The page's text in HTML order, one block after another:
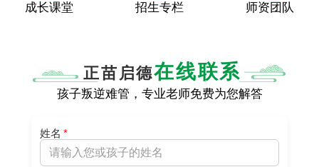
成长课堂 招生专栏 师资团队
正苗启德在线联系
孩子叛逆难管，专业老师免费为您解答
姓名 *